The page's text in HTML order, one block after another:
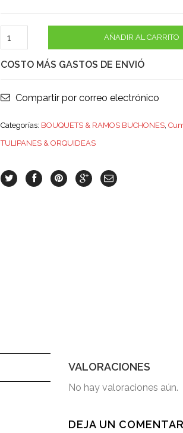
AÑADIR AL CARRITO
COSTO MÁS GASTOS DE ENVIÓ
Compartir por correo electrónico
Categorías: BOUQUETS & RAMOS BUCHONES,
TULIPANES & ORQUIDEAS
VALORACIONES
No hay valoraciones aún.
DEJA UN